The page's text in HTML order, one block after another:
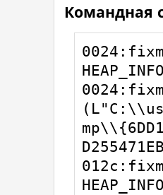
Командная